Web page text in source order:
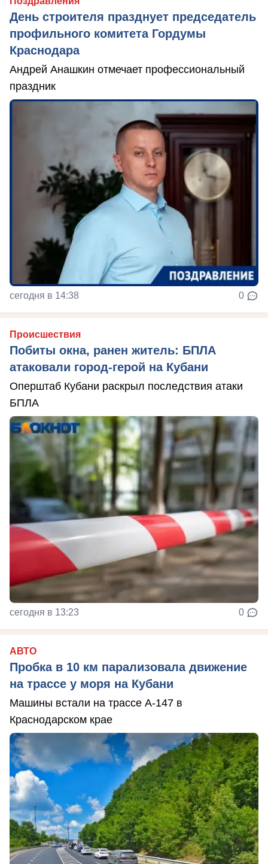
День строителя празднует председатель
профильного комитета Гордумы
Краснодара
Андрей Анашкин отмечает профессиональный
праздник
сегодня в 14:38 0
Происшествия
Побиты окна, ранен житель: БПЛА
атаковали город-герой на Кубани
Оперштаб Кубани раскрыл последствия атаки
БПЛА
сегодня в 13:23 0
АВТО
Пробка в 10 км парализовала движение
на трассе у моря на Кубани
Машины встали на трассе А-147 в
Краснодарском крае